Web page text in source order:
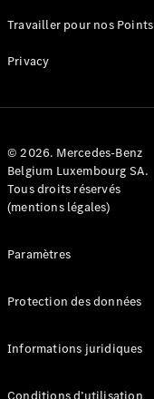
Configurateur
Tarifs et
Leasing &
Financement
Contrats de
Pièces et
Travailler pour nos
Privacy
© 2026. Mercedes-Benz
Belgium Luxembourg SA.
Tous droits réservés
(mentions légales)
Paramètres
Protection des données
Informations juridiques